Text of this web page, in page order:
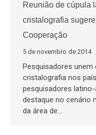
Reunião de cúpula
cristalografia
Cooperação
5 de novembro de 2014
Pesquisadores
cristalografia nos
pesquisadores
destaque no cenário
da área de…